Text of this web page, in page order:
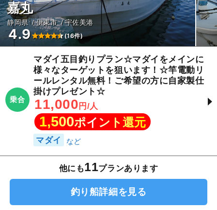
嘉丸
静岡県 伊東市 宇佐美港
4.9 (16件)
乗合
マダイ五目釣りプラン☆マダイをメインに
様々なターゲットを狙います！☆竿電動リ
ールレンタル無料！ご希望の方に自家製仕
掛けプレゼント☆
11,000 円/人
1,500ポイント還元
マダイ
他にも11プランあります
釣り船詳細を見る